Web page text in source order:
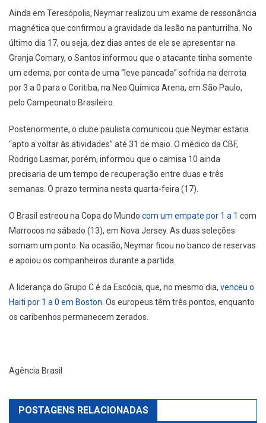
Ainda em Teresópolis, Neymar realizou um exame de ressonância
magnética que confirmou a gravidade da lesão na panturrilha. No
último dia 17, ou seja, dez dias antes de ele se apresentar na
Granja Comary, o Santos informou que o atacante tinha somente
um edema, por conta de uma “leve pancada” sofrida na derrota
por 3 a 0 para o Coritiba, na Neo Química Arena, em São Paulo,
pelo Campeonato Brasileiro.
Posteriormente, o clube paulista comunicou que Neymar estaria
“apto a voltar às atividades” até 31 de maio. O médico da CBF,
Rodrigo Lasmar, porém, informou que o camisa 10 ainda
precisaria de um tempo de recuperação entre duas e três
semanas. O prazo termina nesta quarta-feira (17).
O Brasil estreou na Copa do Mundo com um empate por 1 a 1 com
Marrocos no sábado (13), em Nova Jersey. As duas seleções
somam um ponto. Na ocasião, Neymar ficou no banco de reservas
e apoiou os companheiros durante a partida.
A liderança do Grupo C é da Escócia, que, no mesmo dia, venceu o
Haiti por 1 a 0 em Boston . Os europeus têm três pontos, enquanto
os caribenhos permanecem zerados.
Agência Brasil
POSTAGENS RELACIONADAS